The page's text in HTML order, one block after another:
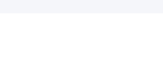
وایت مونارچ